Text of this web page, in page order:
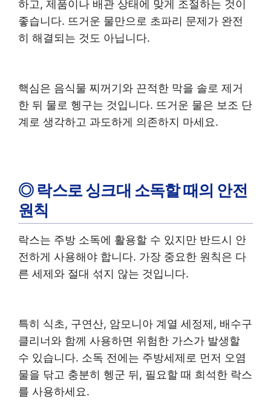
하고, 제품이나 배관 상태에 맞게 조절하는 것이
좋습니다. 뜨거운 물만으로 초파리 문제가 완전
히 해결되는 것도 아닙니다.
핵심은 음식물 찌꺼기와 끈적한 막을 솔로 제거
한 뒤 물로 헹구는 것입니다. 뜨거운 물은 보조 단
계로 생각하고 과도하게 의존하지 마세요.
◎ 락스로 싱크대 소독할 때의 안전
원칙
락스는 주방 소독에 활용할 수 있지만 반드시 안
전하게 사용해야 합니다. 가장 중요한 원칙은 다
른 세제와 절대 섞지 않는 것입니다.
특히 식초, 구연산, 암모니아 계열 세정제, 배수구
클리너와 함께 사용하면 위험한 가스가 발생할
수 있습니다. 소독 전에는 주방세제로 먼저 오염
물을 닦고 충분히 헹군 뒤, 필요할 때 희석한 락스
를 사용하세요.